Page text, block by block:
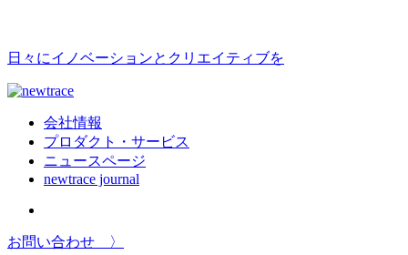
日々にイノベーションとクリエイティブを
会社情報
プロダクト・サービス
ニュースページ
newtrace journal
お問い合わせ 〉